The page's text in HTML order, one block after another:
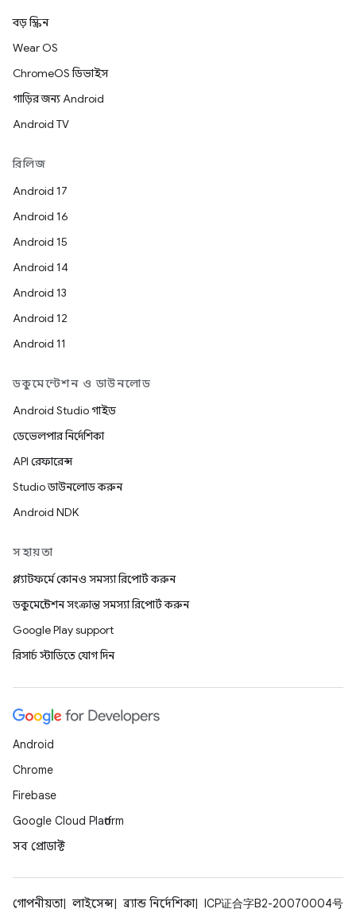
বড় স্ক্রিন
Wear OS
ChromeOS ডিভাইস
গাড়ির জন্য Android
Android TV
রিলিজ
Android 17
Android 16
Android 15
Android 14
Android 13
Android 12
Android 11
ডকুমেন্টেশন ও ডাউনলোড
Android Studio গাইড
ডেভেলপার নির্দেশিকা
API রেফারেন্স
Studio ডাউনলোড করুন
Android NDK
সহায়তা
প্ল্যাটফর্মে কোনও সমস্যা রিপোর্ট করুন
ডকুমেন্টেশন সংক্রান্ত সমস্যা রিপোর্ট করুন
Google Play support
রিসার্চ স্টাডিতে যোগ দিন
Android
Chrome
Firebase
Google Cloud Platform
সব প্রোডাক্ট
গোপনীয়তা লাইসেন্স ব্র্যান্ড নির্দেশিকা ICP证合字B2-20070004号